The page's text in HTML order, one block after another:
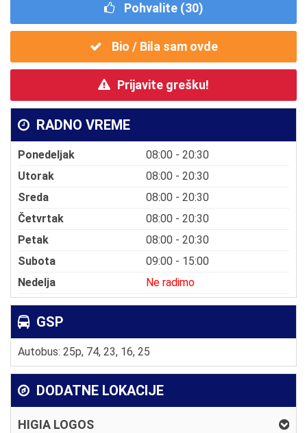
Pohvalite (30)
Bio / Bila sam ovde
Prijavite grešku!
RADNO VREME
Ponedeljak
08:00 - 20:30
Utorak
08:00 - 20:30
Sreda
08:00 - 20:30
Četvrtak
08:00 - 20:30
Petak
08:00 - 20:30
Subota
09:00 - 15:00
Nedelja
Ne radimo
GSP
Autobus: 25p, 74, 23, 16, 25
DODATNE LOKACIJE
HIGIA LOGOS